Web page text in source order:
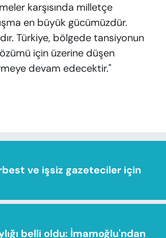
karşısında milletçe
en büyük gücümüzdür.
Türkiye, bölgede tansiyonun
için üzerine düşen
devam edecektir."
ve işsiz gazeteciler için
belli oldu: İmamoğlu'ndan